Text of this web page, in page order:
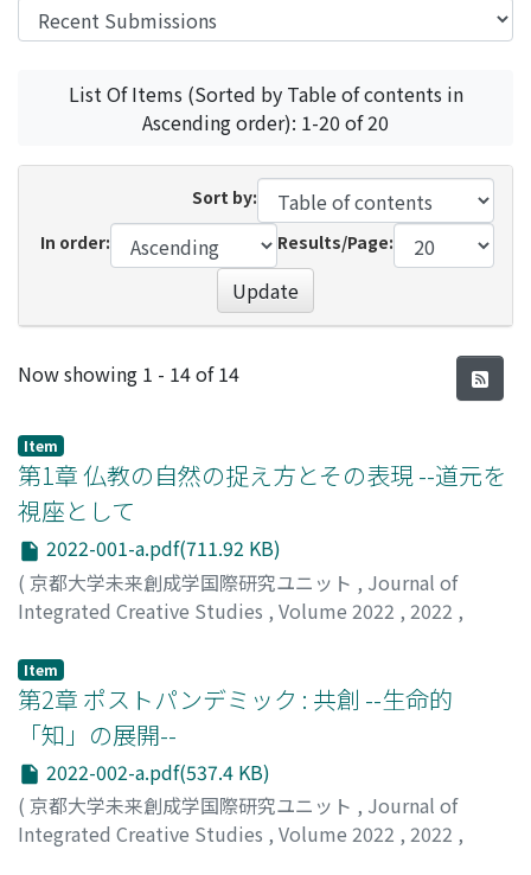
List Of Items (Sorted by Table of contents in
Ascending order): 1-20 of 20
Sort by:
In order:
Results/Page:
Update
Recent Submissions
Now showing 1 - 14 of 14
Item
第1章 仏教の自然の捉え方とその表現 --道元を
視座として
2022-001-a.pdf(711.92 KB)
( 京都大学未来創成学国際研究ユニット , Journal of
Integrated Creative Studies , Volume 2022 , 2022 ,
頼住, 光子
Item
第2章 ポストパンデミック : 共創 --生命的
「知」の展開--
2022-002-a.pdf(537.4 KB)
( 京都大学未来創成学国際研究ユニット , Journal of
Integrated Creative Studies , Volume 2022 , 2022 ,